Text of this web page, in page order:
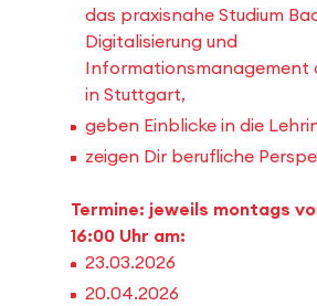
das praxisnahe Studium
Digitalisierung und
Informationsmanagement
in Stuttgart,
geben Einblicke in die
zeigen Dir berufliche
Termine: jeweils montags
16:00 Uhr am:
23.03.2026
20.04.2026